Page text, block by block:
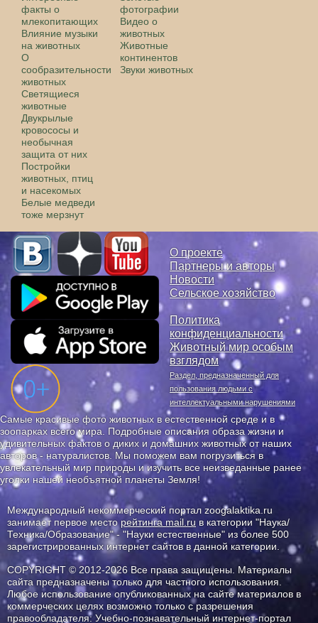
факты о
млекопитающих
Влияние музыки
на животных
О
сообразительности
животных
Светящиеся
животные
Двукрылые
кровососы и
необычная
защита от них
Постройки
животных, птиц
и насекомых
Белые медведи
тоже мерзнут
фотографии
Видео о
животных
Животные
континентов
Звуки животных
О проекте
Партнеры и авторы
Новости
Сельское хозяйство
Политика
конфиденциальности
Животный мир особым
взглядом
Раздел, предназначенный для
пользования людьми с
интеллектуальными нарушениями
Самые красивые фото животных в естественной среде и в
зоопарках всего мира. Подробные описания образа жизни и
удивительных фактов о диких и домашних животных от наших
авторов - натуралистов. Мы поможем вам погрузиться в
увлекательный мир природы и изучить все неизведанные ранее
уголки нашей необъятной планеты Земля!
Международный некоммерческий портал zoogalaktika.ru
занимает первое месторейтинга mail.ru в категории "Наука/
Техника/Образование" - "Науки естественные" из более 500
зарегистрированных интернет сайтов в данной категории.
COPYRIGHT © 2012-2026 Все права защищены. Материалы
сайта предназначены только для частного использования.
Любое использование опубликованных на сайте материалов в
коммерческих целях возможно только с разрешения
правообладателя: Учебно-познавательный интернет-портал